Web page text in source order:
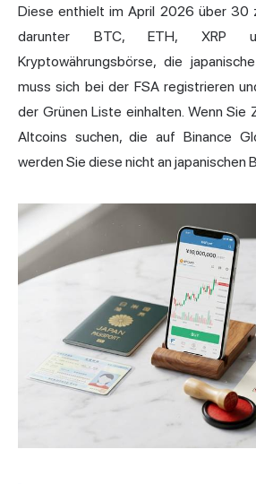
Diese enthielt im April 2026 über 30
darunter BTC, ETH, XRP
Kryptowährungsbörse, die
muss sich bei der FSA registrieren
der Grünen Liste einhalten. Wenn Sie
Altcoins suchen, die auf Binance
werden Sie diese nicht an japanischen